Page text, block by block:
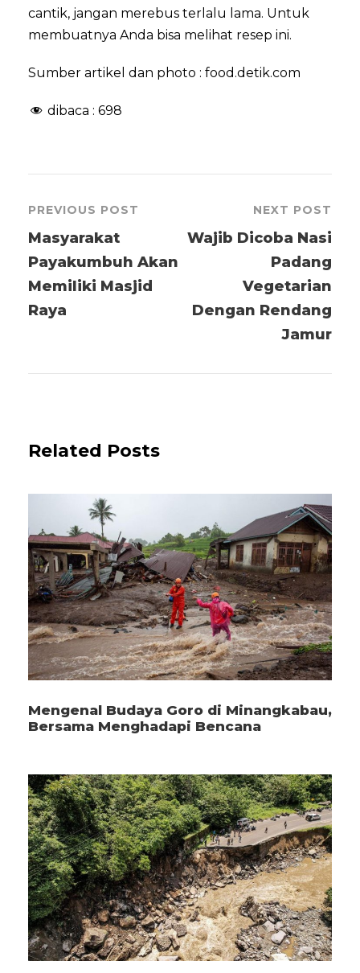
cantik, jangan merebus terlalu lama. Untuk
membuatnya Anda bisa melihat resep ini.
Sumber artikel dan photo : food.detik.com
dibaca : 698
PREVIOUS POST
Masyarakat
Payakumbuh Akan
Memiliki Masjid
Raya
NEXT POST
Wajib Dicoba Nasi
Padang
Vegetarian
Dengan Rendang
Jamur
Related Posts
Mengenal Budaya Goro di Minangkabau,
Bersama Menghadapi Bencana